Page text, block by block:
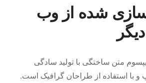
شده از وب
متن ساختگی با تولید سادگی
با استفاده از طراحان گرافیک است.